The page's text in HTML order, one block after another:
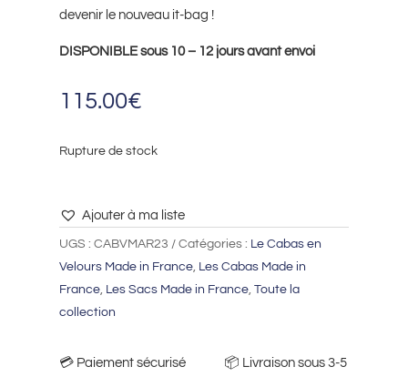
devenir le nouveau it-bag !
DISPONIBLE sous 10 – 12 jours avant envoi
115.00€
Rupture de stock
Ajouter à ma liste
UGS : CABVMAR23 Catégories : Le Cabas en
Velours Made in France, Les Cabas Made in
France, Les Sacs Made in France, Toute la
collection
💳​ Paiement sécurisé 📦​ Livraison sous 3-5